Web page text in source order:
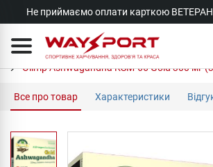
Не приймаємо оплати карткою
Olimp Ashwagandha KSM-66 Gold 300 мг
Все про товар Характеристики